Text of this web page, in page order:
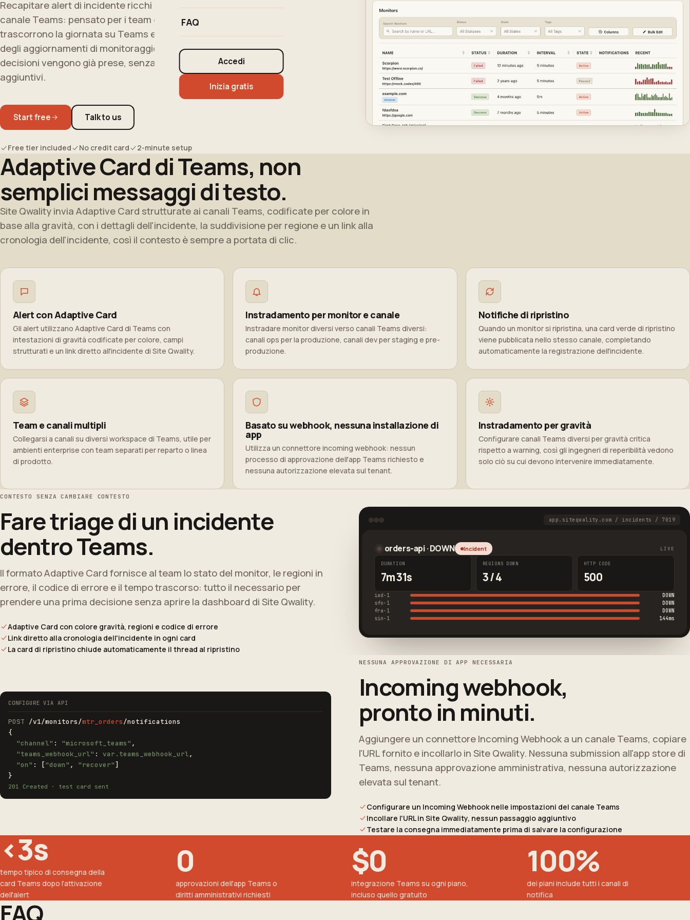
FAQ
Accedi
Inizia gratis
Recapitare alert di incidente ricchi in qualsiasi
canale Teams: pensato per i team enterprise che
trascorrono la giornata su Teams e hanno bisogno
degli aggiornamenti di monitoraggio dove le
decisioni vengono già prese, senza costi
aggiuntivi.
Start free Talk to us
Free tier included No credit card 2-minute setup
Adaptive Card di Teams, non
semplici messaggi di testo.
Site Qwality invia Adaptive Card strutturate ai canali Teams, codificate per colore in
base alla gravità, con i dettagli dell'incidente, la suddivisione per regione e un link alla
cronologia dell'incidente, così il contesto è sempre a portata di clic.
Alert con Adaptive Card
Gli alert utilizzano Adaptive Card di Teams con
intestazioni di gravità codificate per colore, campi
strutturati e un link diretto all'incidente di Site Qwality.
Instradamento per monitor e canale
Instradare monitor diversi verso canali Teams diversi:
canali ops per la produzione, canali dev per staging e pre-
produzione.
Notifiche di ripristino
Quando un monitor si ripristina, una card verde di ripristino
viene pubblicata nello stesso canale, completando
automaticamente la registrazione dell'incidente.
Team e canali multipli
Collegarsi a canali su diversi workspace di Teams, utile per
ambienti enterprise con team separati per reparto o linea
di prodotto.
Basato su webhook, nessuna installazione di
app
Utilizza un connettore incoming webhook: nessun
processo di approvazione dell'app Teams richiesto e
nessuna autorizzazione elevata sul tenant.
Instradamento per gravità
Configurare canali Teams diversi per gravità critica
rispetto a warning, così gli ingegneri di reperibilità vedono
solo ciò su cui devono intervenire immediatamente.
CONTESTO SENZA CAMBIARE CONTESTO
Fare triage di un incidente
dentro Teams.
Il formato Adaptive Card fornisce al team lo stato del monitor, le regioni in
errore, il codice di errore e il tempo trascorso: tutto il necessario per
prendere una prima decisione senza aprire la dashboard di Site Qwality.
Adaptive Card con colore gravità, regioni e codice di errore
Link diretto alla cronologia dell'incidente in ogni card
La card di ripristino chiude automaticamente il thread al ripristino
app.siteqwality.com / incidents / 7019
orders-api · DOWN Incident LIVE
DURATION
7m 31s
REGIONS DOWN
3 / 4
HTTP CODE
500
iad-1
DOWN
sfo-1
DOWN
fra-1
DOWN
sin-1
144ms
NESSUNA APPROVAZIONE DI APP NECESSARIA
Incoming webhook,
pronto in minuti.
Aggiungere un connettore Incoming Webhook a un canale Teams, copiare
l'URL fornito e incollarlo in Site Qwality. Nessuna submission all'app store di
Teams, nessuna approvazione amministrativa, nessuna autorizzazione
elevata sul tenant.
Configurare un Incoming Webhook nelle impostazioni del canale Teams
Incollare l'URL in Site Qwality, nessun passaggio aggiuntivo
Testare la consegna immediatamente prima di salvare la configurazione
CONFIGURE VIA API
POST /v1/monitors/mtr_orders/notifications
{
"channel" : "microsoft_teams" ,
"teams_webhook_url" : var.teams_webhook_url,
"on" : ["down" , "recover"]
}
201 Created · test card sent
<3s
tempo tipico di consegna della
card Teams dopo l'attivazione
dell'alert
0
approvazioni dell'app Teams o
diritti amministrativi richiesti
$0
integrazione Teams su ogni piano,
incluso quello gratuito
100%
dei piani include tutti i canali di
notifica
FAQ